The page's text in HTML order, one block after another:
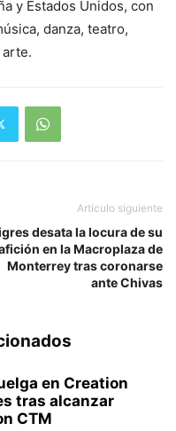
y Estados Unidos, con
danza, teatro,
Artículo siguiente
desata la locura de su
en la Macroplaza de
Monterrey tras coronarse
ante Chivas
en Creation
tras alcanzar
CTM